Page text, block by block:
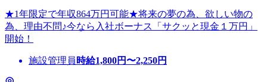
★1年限定で年収864万円可能★将来の夢の為、欲しい物の
為、理由不問♪今なら入社ボーナス「サクッと現金１万円」
開始！
施設管理員 時給1,800円〜2,250円